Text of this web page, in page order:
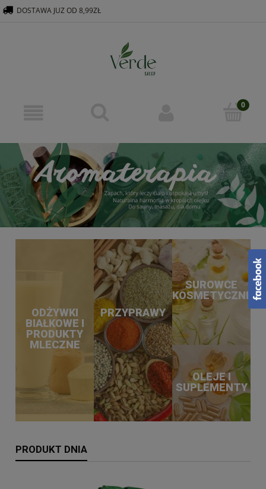
DOSTAWA JUZ OD 8,99ZŁ
ODŻYWKI
BIAŁKOWE I
PRODUKTY
MLECZNE
PRZYPRAWY
SUROWCE
KOSMETYCZNE
OLEJE I
SUPLEMENTY
PRODUKT DNIA